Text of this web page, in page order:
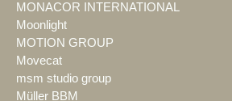
MONACOR INTERNATIONAL
Moonlight
MOTION GROUP
Movecat
msm studio group
Müller BBM